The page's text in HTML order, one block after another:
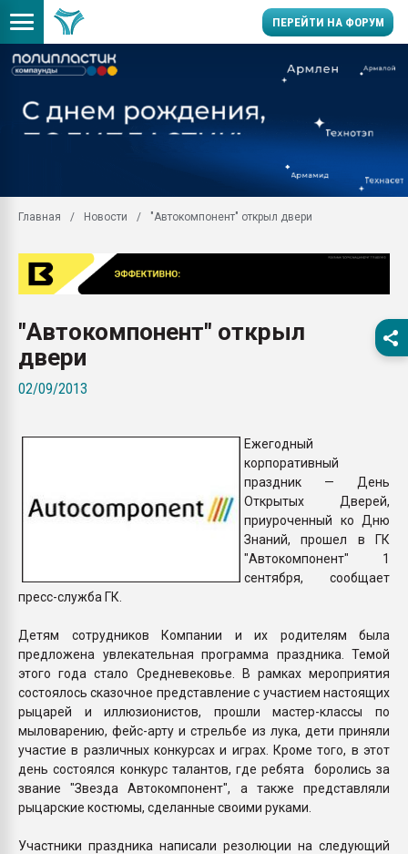
ПЕРЕЙТИ НА ФОРУМ
заводу пластмасс"
Помощь в подборе
Вакуум-формовочные
первый план в
бутылок
ПЕРЕЙТИ НА
Главная Новости "Автокомпонент" открыл двери
"Автокомпонент" открыл
двери
02/09/2013
Ежегодный
корпоративный
праздник — День
Открытых Дверей,
приуроченный ко Дню
Знаний, прошел в ГК
"Автокомпонент" 1
сентября, сообщает
пресс-служба ГК.
Детям сотрудников Компании и их родителям была
предложена увлекательная программа праздника. Темой
этого года стало Средневековье. В рамках мероприятия
состоялось сказочное представление с участием настоящих
рыцарей и иллюзионистов, прошли мастер-классы по
мыловарению, фейс-арту и стрельбе из лука, дети приняли
участие в различных конкурсах и играх. Кроме того, в этот
день состоялся конкурс талантов, где ребята боролись за
звание "Звезда Автокомпонент", а также представляли
рыцарские костюмы, сделанные своими руками.
Участники праздника написали резолюции на следующий